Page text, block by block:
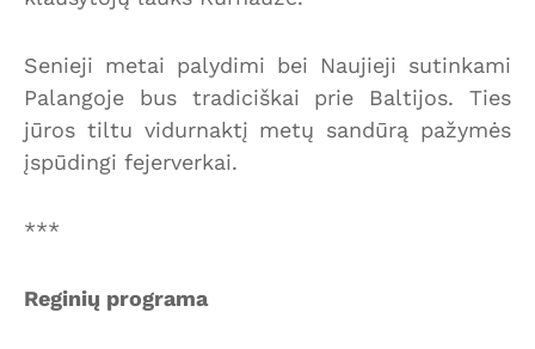
Senieji metai palydimi bei Naujieji sutinkami
Palangoje bus tradiciškai prie Baltijos. Ties
jūros tiltu vidurnaktį metų sandūrą pažymės
įspūdingi fejerverkai.
***
Reginių programa